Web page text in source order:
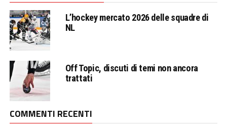
L’hockey mercato 2026 delle squadre di
NL
Off Topic, discuti di temi non ancora
trattati
COMMENTI RECENTI